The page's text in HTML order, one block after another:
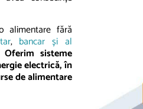
alimentare fără
, bancar și al
Oferim sisteme
electrică, în
de alimentare